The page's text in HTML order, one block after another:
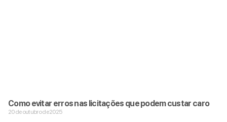
Como evitar erros nas licitações que podem custar caro
20 de outubro de 2025